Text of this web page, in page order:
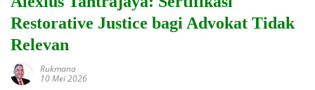
Restorative Justice bagi Advokat Tidak
Relevan
Rukmana
10 Mei 2026